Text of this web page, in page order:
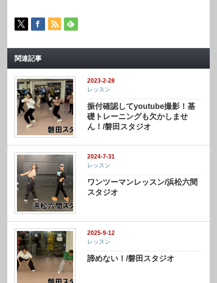
関連記事
2023-2-28
レッスン
振付確認してyoutube撮影！基
礎トレーニングも欠かしませ
ん！/磐田スタジオ
2024-7-31
レッスン
ワンツーマンレッスン/浜松六間
スタジオ
2025-9-12
レッスン
諦めない！/磐田スタジオ